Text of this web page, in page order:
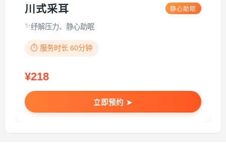
川式采耳 静心助眠
纾解压力、静心助眠
⏱️ 服务时长 60分钟
¥218
立即预约 ➤